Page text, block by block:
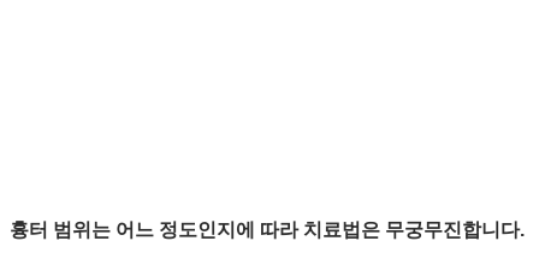
흉터 범위는 어느 정도인지에 따라 치료법은 무궁무진합니다.